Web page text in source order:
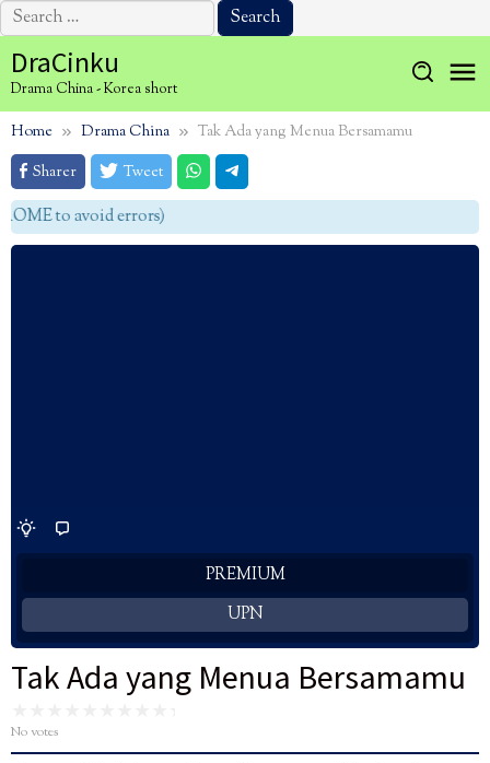
Search
for:
to
content
DraCinku
Drama China - Korea short
Home Drama China
Tak Ada yang Menua Bersamamu
Sharer
Tweet
to avoid errors)
PREMIUM
UPN
Tak Ada yang Menua Bersamamu
No votes